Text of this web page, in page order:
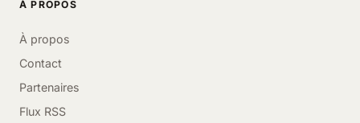
À PROPOS
À propos
Contact
Partenaires
Flux RSS